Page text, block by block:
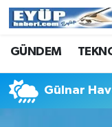
GÜNDEM
Gülnar